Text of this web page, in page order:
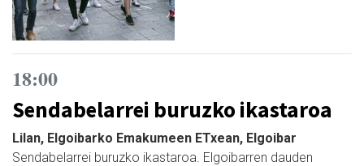
18:00
Sendabelarrei buruzko ikastaroa
Lilan, Elgoibarko Emakumeen ETxean, Elgoibar
Sendabelarrei buruzko ikastaroa. Elgoibarren dauden